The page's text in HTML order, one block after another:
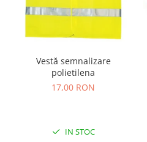
Aparate de sudat si lipit
Consumabile scule electrice
Accesorii abrazive
Accesorii pentru lustruire
Accesorii pentru slefuire
Vestă semnalizare
polietilena
17,00 RON
IN STOC